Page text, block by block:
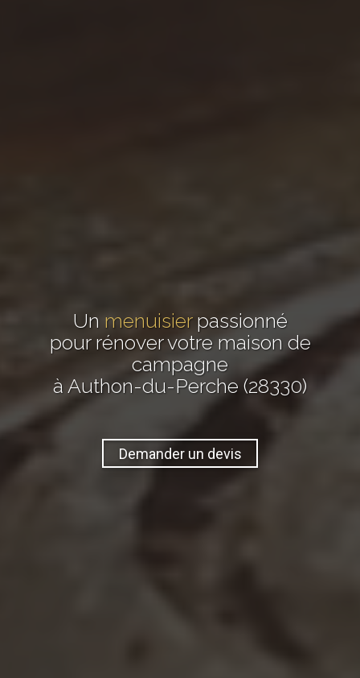
Un menuisierpassionné
pour rénover votre maison de
campagne
à Authon-du-Perche (28330)
Demander un devis